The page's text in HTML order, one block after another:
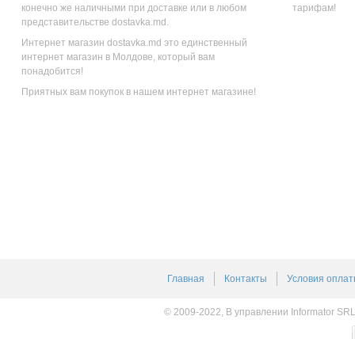
конечно же наличными при доставке или в любом
представительстве dostavka.md.
Интернет магазин dostavka.md это единственный
интернет магазин в Молдове, который вам
понадобится!
Приятных вам покупок в нашем интернет магазине!
тарифам!
Главная Контакты Условия
© 2009-2022, В управлении Informator SRL